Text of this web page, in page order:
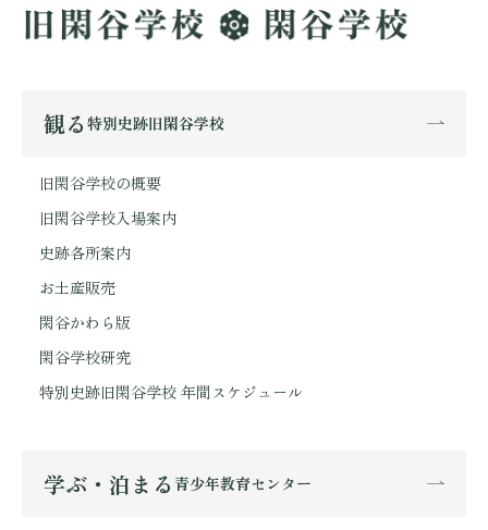
観る 特別史跡旧閑谷学校
旧閑谷学校の概要
旧閑谷学校入場案内
史跡各所案内
お土産販売
閑谷かわら版
閑谷学校研究
特別史跡旧閑谷学校 年間スケジュール
学ぶ・泊まる 青少年教育センター